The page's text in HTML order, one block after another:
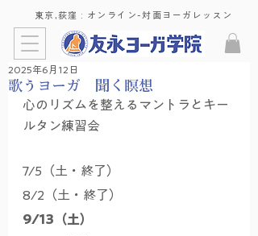
東京,荻窪 : ​オンライン-対面ヨーガレッスン
歌うヨーガ 聞く瞑想
2025年6月12日
心のリズムを整えるマントラとキー
ルタン練習会
7/5（土・終了）
8/2（土・終了）
9/13（土）